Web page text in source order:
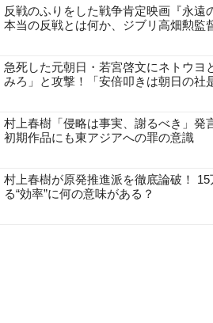
反戦のふりをした戦争肯定映画『永遠
本当の反戦とは何か、ジブリ高畑勲監
急死した元朝日・若宮啓文にネトウヨ
みろ」と攻撃！「安倍叩きは朝日の社
村上春樹「侵略は事実、謝るべき」発
初期作品にも東アジアへの罪の意識
村上春樹が原発推進派を徹底論破！
る“効率”に何の意味がある？